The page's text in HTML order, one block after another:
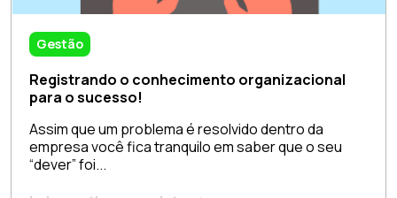
Gestão
Registrando o conhecimento organizacional
para o sucesso!
Assim que um problema é resolvido dentro da
empresa você fica tranquilo em saber que o seu
“dever” foi...